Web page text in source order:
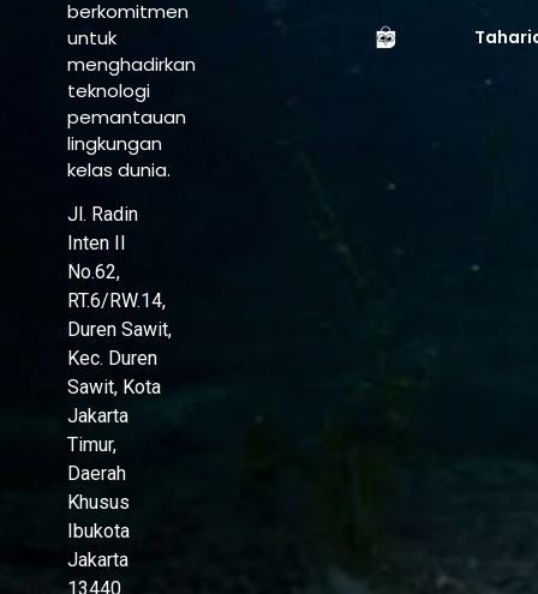
berkomitmen
untuk
menghadirkan
teknologi
pemantauan
lingkungan
kelas dunia.
Jl. Radin
Inten II
No.62,
RT.6/RW.14,
Duren Sawit,
Kec. Duren
Sawit, Kota
Jakarta
Timur,
Daerah
Khusus
Ibukota
Jakarta
13440